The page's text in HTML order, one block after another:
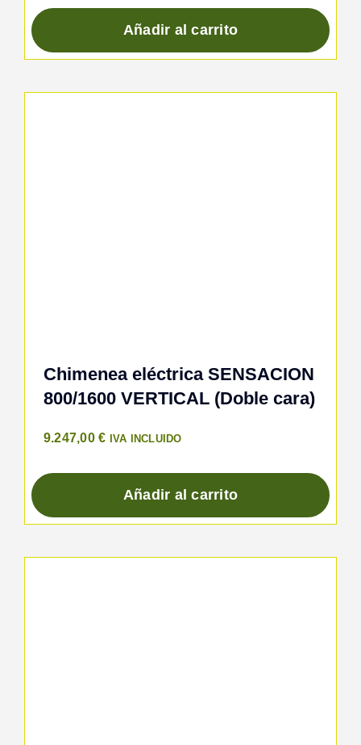
Añadir al carrito
Chimenea eléctrica SENSACION
800/1600 VERTICAL (Doble cara)
9.247,00€ IVA INCLUIDO
Añadir al carrito